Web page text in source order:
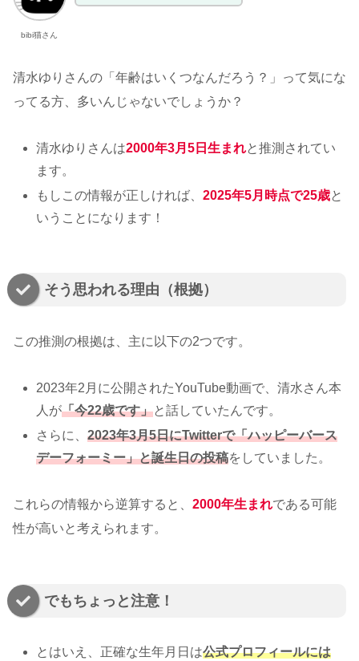
bibi猫さん
清水ゆりさんの「年齢はいくつなんだろう？」って気にな
ってる方、多いんじゃないでしょうか？
清水ゆりさんは2000年3月5日生まれと推測されてい
ます。
もしこの情報が正しければ、2025年5月時点で25歳と
いうことになります！
そう思われる理由（根拠）
この推測の根拠は、主に以下の2つです。
2023年2月に公開されたYouTube動画で、清水さん本
人が「今22歳です」と話していたんです。
さらに、2023年3月5日にTwitterで「ハッピーバース
デーフォーミー」と誕生日の投稿をしていました。
これらの情報から逆算すると、 2000年生まれである可能
性が高いと考えられます。
でもちょっと注意！
とはいえ、正確な生年月日は公式プロフィールには